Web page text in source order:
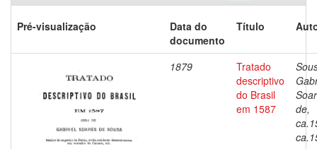
Pré-visualização
Data do
documento
Título
1879
Tratado
descriptivo
do Brasil
em 1587
de,